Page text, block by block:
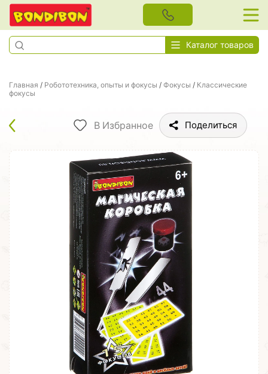
Каталог товаров
Главная / Робототехника, опыты и фокусы / Фокусы / Классические
фокусы
В Избранное Поделиться